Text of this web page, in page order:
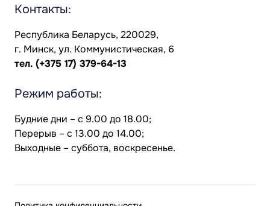
Контакты:
Республика Беларусь, 220029,
г. Минск, ул. Коммунистическая, 6
тел. (+375 17) 379-64-13
Режим работы:
Будние дни – с 9.00 до 18.00;
Перерыв – с 13.00 до 14.00;
Выходные – суббота, воскресенье.